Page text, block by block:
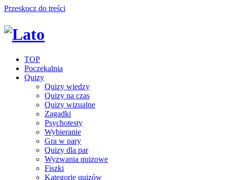
Przeskocz do treści
TOP
Poczekalnia
Quizy
Quizy wiedzy
Quizy na czas
Quizy wizualne
Zagadki
Psychotesty
Wybieranie
Gra w pary
Quizy dla par
Wyzwania quizowe
Fiszki
Kategorie quizów